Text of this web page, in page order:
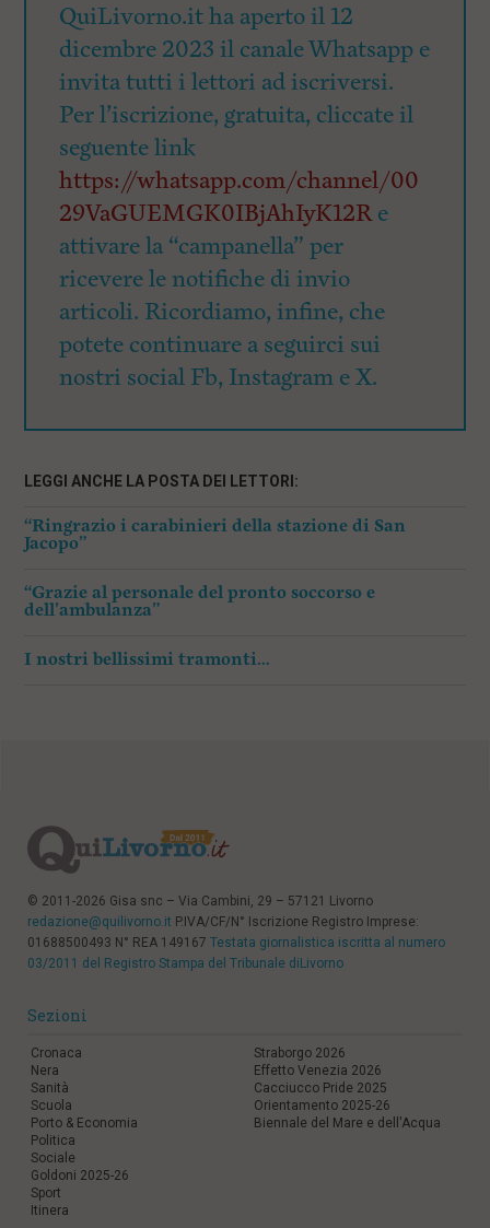
QuiLivorno.it ha aperto il 12
dicembre 2023 il canale Whatsapp e
invita tutti i lettori ad iscriversi.
Per l’iscrizione, gratuita, cliccate il
seguente link
https://whatsapp.com/channel/00
29VaGUEMGK0IBjAhIyK12Re
attivare la “campanella” per
ricevere le notifiche di invio
articoli. Ricordiamo, infine, che
potete continuare a seguirci sui
nostri social Fb, Instagram e X.
LEGGI ANCHE LA POSTA DEI LETTORI:
“Ringrazio i carabinieri della stazione di San
Jacopo”
“Grazie al personale del pronto soccorso e
dell’ambulanza”
I nostri bellissimi tramonti…
© 2011-2026 Gisa snc – Via Cambini, 29 – 57121 Livorno
redazione@quilivorno.it P.IVA/CF/N° Iscrizione Registro Imprese:
01688500493 N° REA 149167 Testata giornalistica iscritta al numero
03/2011 del Registro Stampa del Tribunale diLivorno
Sezioni
Cronaca
Nera
Sanità
Scuola
Porto & Economia
Politica
Sociale
Goldoni 2025-26
Sport
Itinera
Straborgo 2026
Effetto Venezia 2026
Cacciucco Pride 2025
Orientamento 2025-26
Biennale del Mare e dell'Acqua